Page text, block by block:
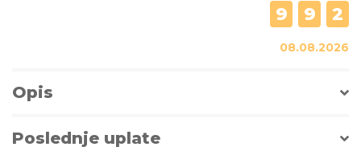
9 9 2
08.08.2026
Opis
Poslednje uplate